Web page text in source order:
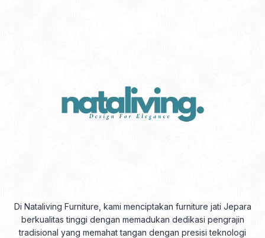
Di Nataliving Furniture, kami menciptakan furniture jati Jepara
berkualitas tinggi dengan memadukan dedikasi pengrajin
tradisional yang memahat tangan dengan presisi teknologi